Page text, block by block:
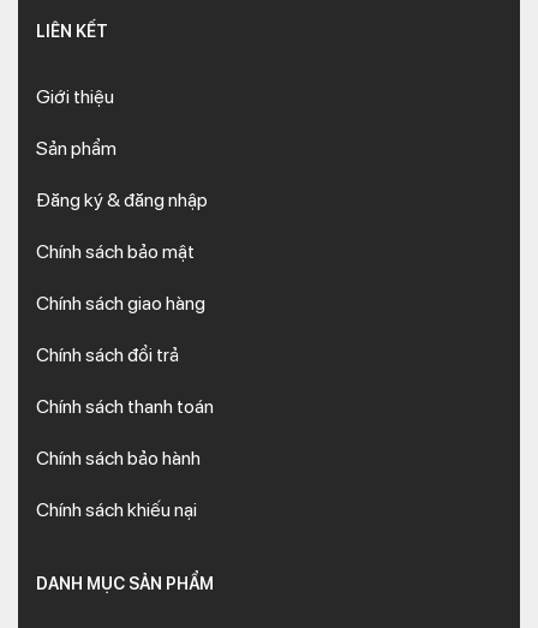
LIÊN KẾT
Giới thiệu
Sản phẩm
Đăng ký & đăng nhập
Chính sách bảo mật
Chính sách giao hàng
Chính sách đổi trả
Chính sách thanh toán
Chính sách bảo hành
Chính sách khiếu nại
DANH MỤC SẢN PHẨM